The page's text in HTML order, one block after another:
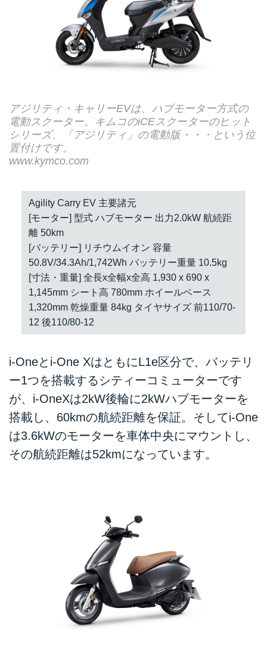
アジリティ・キャリーEVは、ハブモーター方式の
電動スクーター。キムコのiCEスクーターのヒット
シリーズ、「アジリティ」の電動版・・・という位
置付けです。
www.kymco.com
Agility Carry EV 主要諸元
[モーター] 型式 ハブモーター 出力2.0kW 航続距
離 50km
[バッテリー] リチウムイオン 容量
50.8V/34.3Ah/1,742Wh バッテリー重量 10.5kg
[寸法・重量] 全長x全幅x全高 1,930 x 690 x
1,145mm シート高 780mm ホイールベース
1,320mm 乾燥重量 84kg タイヤサイズ 前110/70-
12 後110/80-12
i-Oneとi-One XはともにL1e区分で、バッテリ
ー1つを搭載するシティーコミューターです
が、i-OneXは2kW後輪に2kWハブモーターを
搭載し、60kmの航続距離を保証。そしてi-One
は3.6kWのモーターを車体中央にマウントし、
その航続距離は52kmになっています。